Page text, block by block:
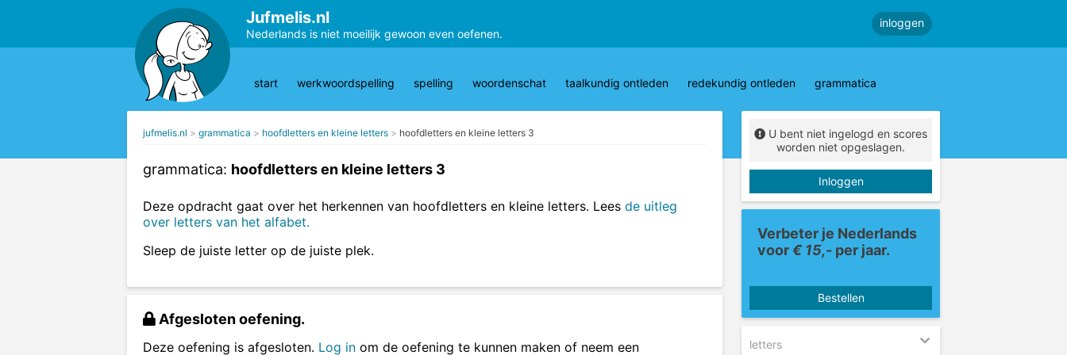
Jufmelis.nl
Nederlands is niet moeilijk gewoon even oefenen.
inloggen
start werkwoordspelling spelling woordenschat taalkundig ontleden redekundig ontleden grammatica
jufmelis.nl grammatica hoofdletters en kleine letters hoofdletters en kleine letters 3
grammatica: hoofdletters en kleine letters 3
Deze opdracht gaat over het herkennen van hoofdletters en kleine letters. Lees de uitleg
over letters van het alfabet.
Sleep de juiste letter op de juiste plek.
Afgesloten oefening.
Deze oefening is afgesloten. Log in om de oefening te kunnen maken of neem een
U bent niet ingelogd en scores
worden niet opgeslagen.
Inloggen
Verbeter je Nederlands
voor€ 15,- per jaar.
Bestellen
letters